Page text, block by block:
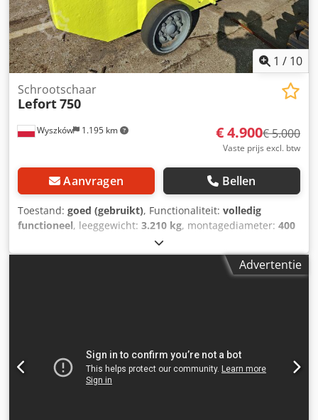
1 / 10
Wyszków 1.195 km
Schrootschaar
Lefort750
€ 4.900€ 5.000
Vaste prijs excl. btw
Aanvragen Bellen
Toestand: goed (gebruikt), Functionaliteit: volledig
functioneel, leeggewicht: 3.210 kg, montagediameter: 400
, snijlengte (max.):
type ingangsstroom:driefasig, werkbreedte:750 mm,
, mate van automatisering:
werkbek na openen: 400 mm; Hydraulisch verstelbare
zijdrukklem; Vermogen van de elektromotor: 15 kW, ster-
driehoekstart ter beperking van de inschakelstroom;
Advertentie